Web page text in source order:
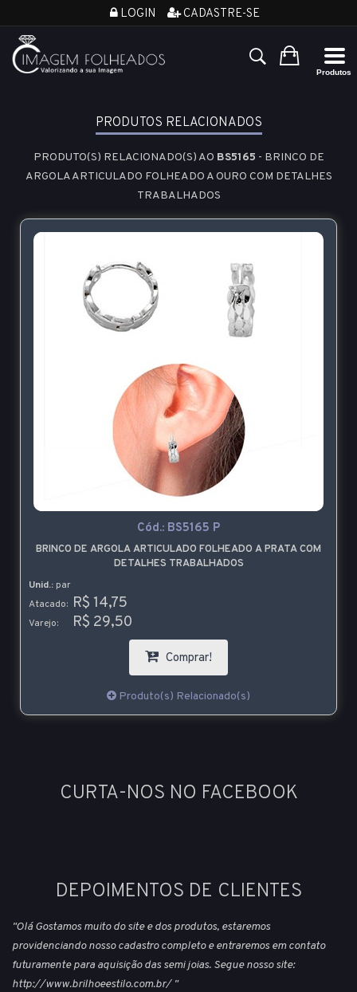
LOGIN CADASTRE-SE
PRODUTOS RELACIONADOS
PRODUTO(S) RELACIONADO(S) AO BS5165 - BRINCO DE
ARGOLA ARTICULADO FOLHEADO A OURO COM DETALHES
TRABALHADOS
Cód.: BS5165 P
BRINCO DE ARGOLA ARTICULADO FOLHEADO A PRATA COM
DETALHES TRABALHADOS
Unid.: par
Atacado: R$ 14,75
Varejo: R$ 29,50
Comprar!
Produto(s) Relacionado(s)
CURTA-NOS NO FACEBOOK
DEPOIMENTOS DE CLIENTES
"Olá Gostamos muito do site e dos produtos, estaremos
providenciando nosso cadastro completo e entraremos em contato
futuramente para aquisição das semi joias. Segue nosso site:
http://www.brilhoeestilo.com.br/ "